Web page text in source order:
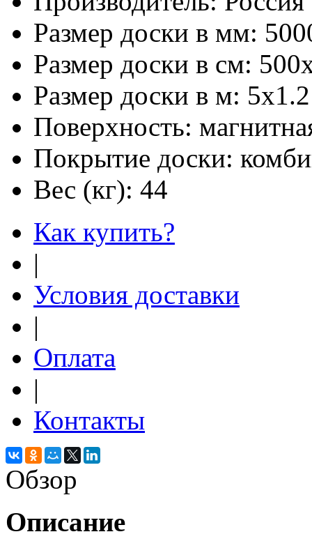
Размер доски в мм:
Размер доски в см:
Размер доски в м:
Поверхность:
Покрытие доски:
Вес (кг): 44
Как купить?
|
Условия доставки
|
Оплата
|
Контакты
Обзор
Описание